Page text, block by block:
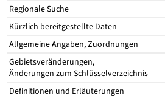
Regionale Suche
Kürzlich bereitgestellte Daten
Allgemeine Angaben, Zuordnungen
Gebietsveränderungen,
Änderungen zum Schlüsselverzeichnis
Definitionen und Erläuterungen